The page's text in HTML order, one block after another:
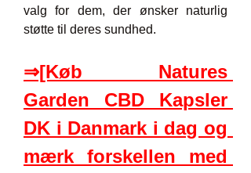
valg for dem, der ønsker naturlig
støtte til deres sundhed.
⇒[Køb Natures
Garden CBD Kapsler
DK i Danmark i dag og
mærk forskellen med